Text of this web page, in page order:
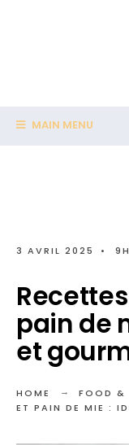
MAIN MENU
3 AVRIL 2025 •
pain de
et
HOME FOOD &
ET PAIN DE MIE :